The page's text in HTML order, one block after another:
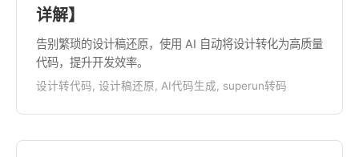
详解】
告别繁琐的设计稿还原，使用 AI 自动将设计转化为高质量
代码，提升开发效率。
设计转代码, 设计稿还原, AI代码生成, superun转码